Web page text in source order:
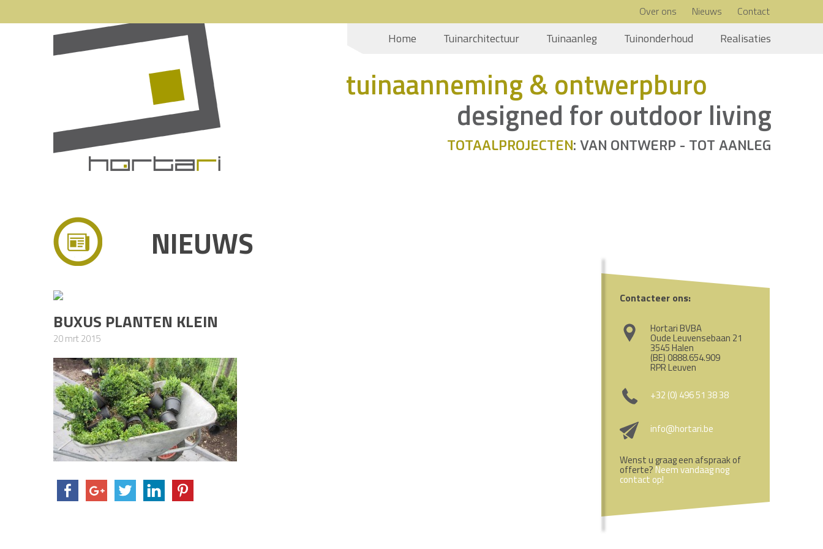
Over ons Nieuws Contact
Home Tuinarchitectuur Tuinaanleg Tuinonderhoud Realisaties
tuinaanneming & ontwerpburo
designed for outdoor living
TOTAALPROJECTEN: VAN ONTWERP - TOT AANLEG
NIEUWS
BUXUS PLANTEN KLEIN
20 mrt 2015
Contacteer ons:
Hortari BVBA
Oude Leuvensebaan 21
3545 Halen
(BE) 0888.654.909
RPR Leuven
+32 (0) 496 51 38 38
info@hortari.be
Wenst u graag een afspraak of
offerte? Neem vandaag nog
contact op!